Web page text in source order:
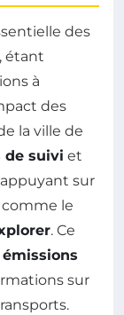
des
, étant
à
des
la ville de
de suivi et
sur
le
. Ce
émissions
sur